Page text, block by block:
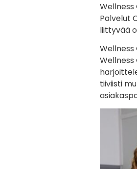
Wellness
Palvelut
liittyvää
tiiviisti